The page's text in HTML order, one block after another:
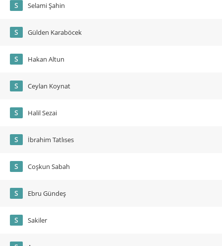
S Selami Şahin
S Gülden Karaböcek
S Hakan Altun
S Ceylan Koynat
S Halil Sezai
S İbrahim Tatlıses
S Coşkun Sabah
S Ebru Gündeş
S Sakiler